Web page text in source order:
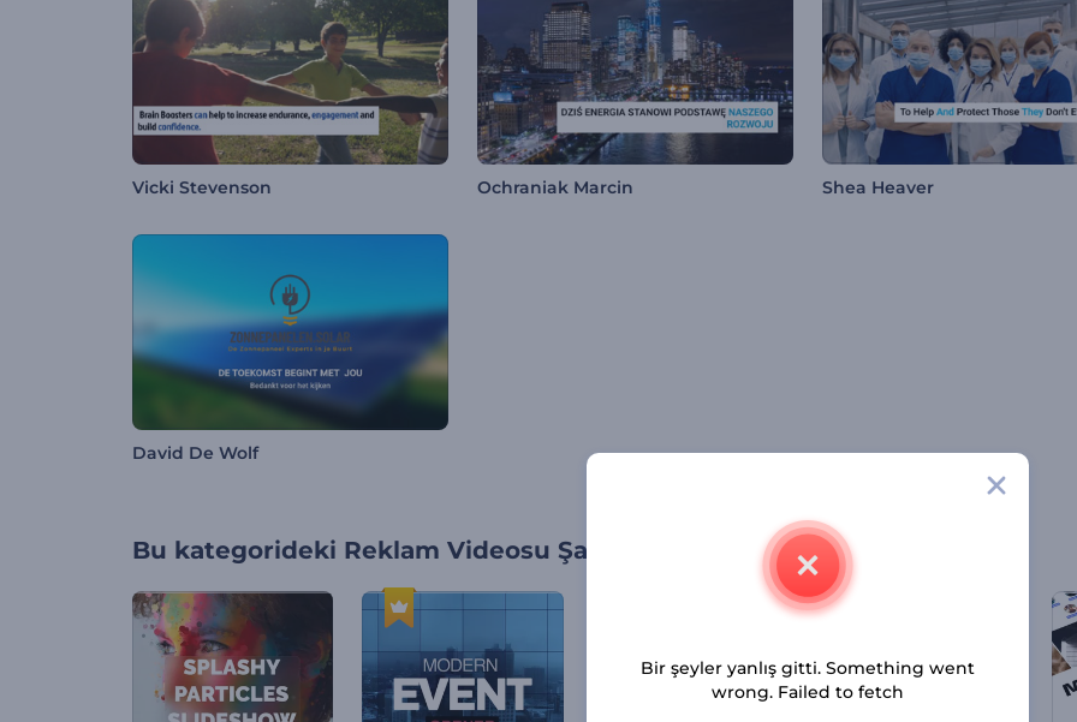
Vicki Stevenson Ochraniak Marcin Shea Heaver
David De Wolf
Bu kategorideki Reklam Videosu Şablonları
Bir şeyler yanlış gitti. Something went
wrong. Failed to fetch